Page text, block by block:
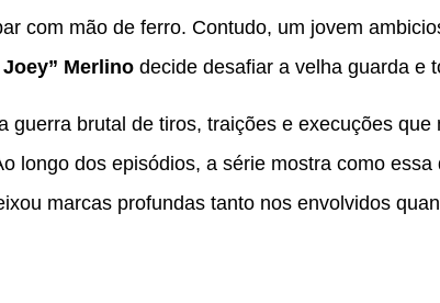
com mão de ferro. Contudo, um jovem
Merlinodecide desafiar a velha guarda e
guerra brutal de tiros, traições e execuções que
longo dos episódios, a série mostra como essa
marcas profundas tanto nos envolvidos